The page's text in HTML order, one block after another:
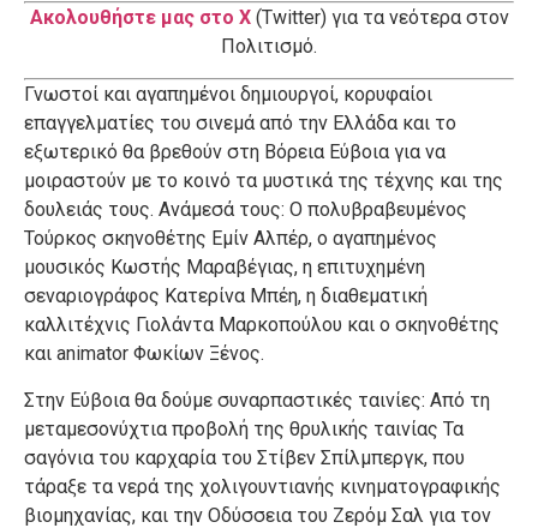
Ακολουθήστε μας στο X (Twitter) για τα νεότερα στον
Πολιτισμό.
Γνωστοί και αγαπημένοι δημιουργοί, κορυφαίοι
επαγγελματίες του σινεμά από την Ελλάδα και το
εξωτερικό θα βρεθούν στη Βόρεια Εύβοια για να
μοιραστούν με το κοινό τα μυστικά της τέχνης και της
δουλειάς τους. Ανάμεσά τους: Ο πολυβραβευμένος
Τούρκος σκηνοθέτης Εμίν Αλπέρ, ο αγαπημένος
μουσικός Κωστής Μαραβέγιας, η επιτυχημένη
σεναριογράφος Κατερίνα Μπέη, η διαθεματική
καλλιτέχνις Γιολάντα Μαρκοπούλου και ο σκηνοθέτης
και animator Φωκίων Ξένος.
Στην Εύβοια θα δούμε συναρπαστικές ταινίες: Από τη
μεταμεσονύχτια προβολή της θρυλικής ταινίας Τα
σαγόνια του καρχαρία του Στίβεν Σπίλμπεργκ, που
τάραξε τα νερά της χολιγουντιανής κινηματογραφικής
βιομηχανίας, και την Οδύσσεια του Ζερόμ Σαλ για τον